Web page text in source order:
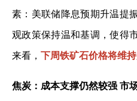
素：美联储降息预期升温提
观政策保持温和基调，使得
来看， 下周铁矿石价格将维持
焦炭：成本支撑仍然较强 市